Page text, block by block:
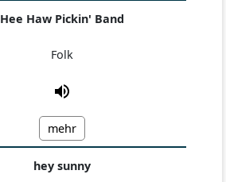
Hee Haw Pickin' Band
Folk
mehr
hey sunny